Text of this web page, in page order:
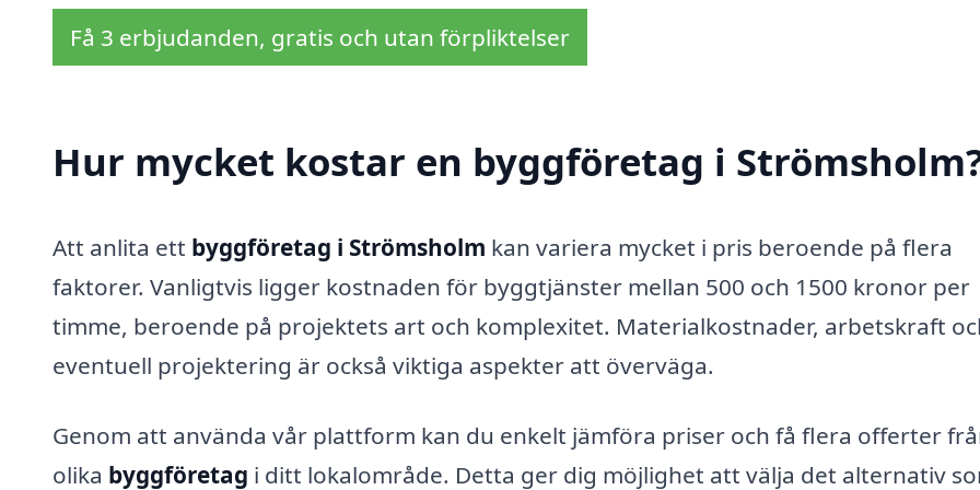
Få 3 erbjudanden, gratis och utan förpliktelser
Hur mycket kostar en byggföretag i
Att anlita ett byggföretag i Strömsholm kan variera mycket i pris beroende på flera
faktorer. Vanligtvis ligger kostnaden för byggtjänster mellan 500 och 1500 kronor per
timme, beroende på projektets art och komplexitet. Materialkostnader, arbetskraft
eventuell projektering är också viktiga aspekter att överväga.
Genom att använda vår plattform kan du enkelt jämföra priser och få flera offerter
olika byggföretag i ditt lokalområde. Detta ger dig möjlighet att välja det alternativ